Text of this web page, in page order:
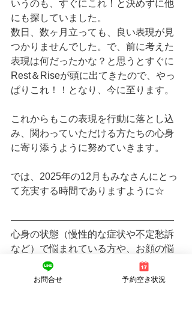
いうのも、すぐにこれ！と決めずに他
にも探していました。
数日、数ヶ月立っても、良い表現が見
つかりませんでした。で、前に考えた
表現は何だったかな？と思うとすぐに
Rest＆Riseが頭に出てきたので、やっ
ぱりこれ！！となり、今に至ります。
これからもこの表現を行動に落とし込
み、関わっていただける方たちの心身
に寄り添うように努めていきます。
では、2025年の12月もみなさんにとっ
て充実する時間でありますように☆
―――――――――――――――――
心身の状態（慢性的な症状や不定愁訴
など）で悩まれている方や、お顔の悩
みや、症状を良くしたい、と思いが少
しでもある方は当鍼灸院にお声をかけ
お問合せ 予約空き状況